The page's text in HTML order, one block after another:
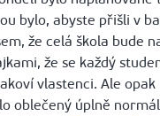
bylo, abyste přišli v
že celá škola bude
že se každý
vlastenci. Ale
oblečený úplně